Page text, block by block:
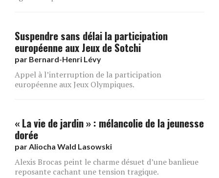
Suspendre sans délai la participation
européenne aux Jeux de Sotchi
par Bernard-Henri Lévy
Appel à l’interruption de la participation
européenne aux Jeux Olympiques.
« La vie de jardin » : mélancolie de la jeunesse
dorée
parAliocha Wald Lasowski
Alexis Brocas peint le charme désuet d’une banlieue
reposante cachant une tension tragique.